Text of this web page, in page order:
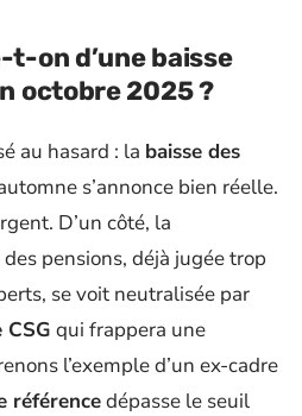
on d’une baisse
octobre 2025 ?
au hasard : la baisse des
s’annonce bien réelle.
D’un côté, la
pensions, déjà jugée trop
se voit neutralisée par
CSG qui frappera une
l’exemple d’un ex-cadre
référencedépasse le seuil